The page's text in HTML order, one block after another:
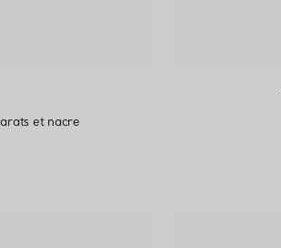
et nacre